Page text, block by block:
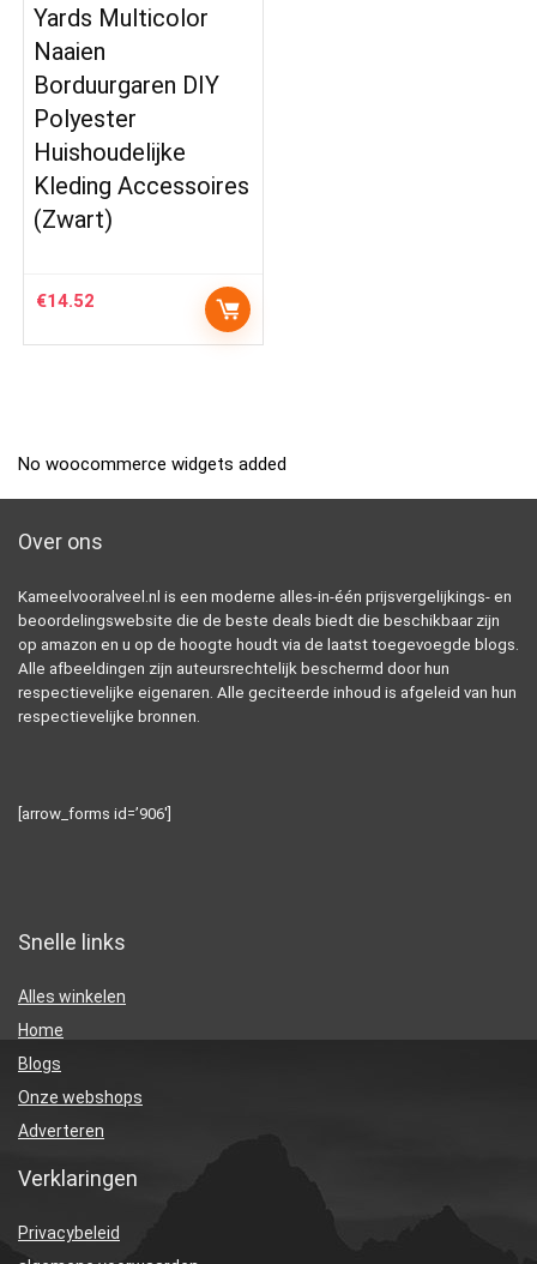
Yards Multicolor
Naaien
Borduurgaren DIY
Polyester
Huishoudelijke
Kleding Accessoires
(Zwart)
€14.52
No woocommerce widgets added
Over ons
Kameelvooralveel.nl is een moderne alles-in-één prijsvergelijkings- en
beoordelingswebsite die de beste deals biedt die beschikbaar zijn
op amazon en u op de hoogte houdt via de laatst toegevoegde blogs.
Alle afbeeldingen zijn auteursrechtelijk beschermd door hun
respectievelijke eigenaren. Alle geciteerde inhoud is afgeleid van hun
respectievelijke bronnen.
[arrow_forms id=’906′]
Snelle links
Alles winkelen
Home
Blogs
Onze webshops
Adverteren
Verklaringen
Privacybeleid